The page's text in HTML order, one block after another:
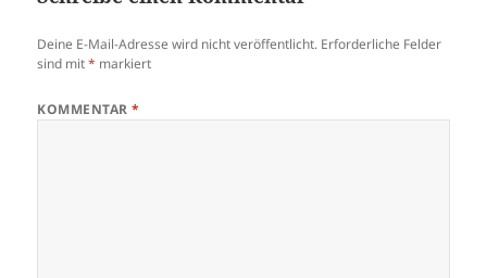
Deine E-Mail-Adresse wird nicht veröffentlicht. Erforderliche Felder
sind mit* markiert
KOMMENTAR*